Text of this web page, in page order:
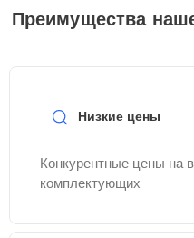
Преимущества
Низкие цены
Конкурентные цены на
комплектующих